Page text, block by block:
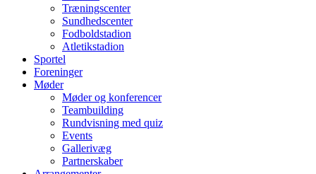
Træningscenter
Sundhedscenter
Fodboldstadion
Atletikstadion
Sportel
Foreninger
Møder
Møder og konferencer
Teambuilding
Rundvisning med quiz
Events
Gallerivæg
Partnerskaber